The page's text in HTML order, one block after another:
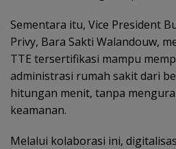
Sementara itu, Vice President
Privy, Bara Sakti Walandouw,
TTE tersertifikasi mampu
administrasi rumah sakit dari
hitungan menit, tanpa
keamanan.
Melalui kolaborasi ini,